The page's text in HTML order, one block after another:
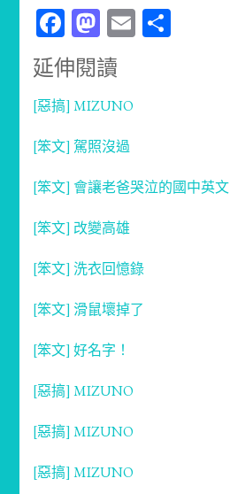
Facebook
Mastodon
Email
延伸閱讀
[惡搞] MIZUNO
[笨文] 駕照沒過
[笨文] 會讓老爸哭泣的國中英文
[笨文] 改變高雄
[笨文] 洗衣回憶錄
[笨文] 滑鼠壞掉了
[笨文] 好名字！
[惡搞] MIZUNO
[惡搞] MIZUNO
[惡搞] MIZUNO